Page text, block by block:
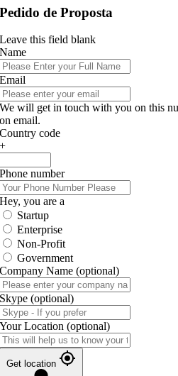
Pedido de Proposta
Leave this field blank
Name
Email
We will get in touch with you on this
on email.
Country code
+
Phone number
Hey, you are a
Startup
Enterprise
Non-Profit
Government
Company Name (optional)
Skype (optional)
Your Location (optional)
Get location